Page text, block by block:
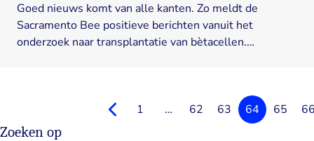
Goed nieuws komt van alle kanten. Zo meldt de
Sacramento Bee positieve berichten vanuit het
onderzoek naar transplantatie van bètacellen.…
Vorighe
1 … 62 63 64 65
Zoeken op